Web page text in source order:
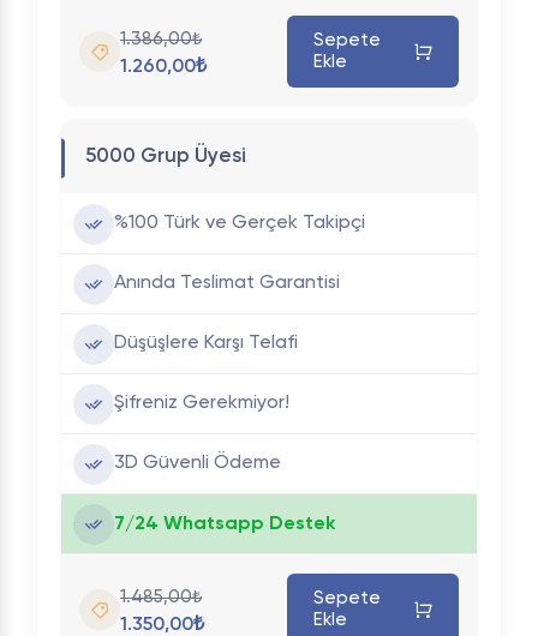
1.386,00₺
1.260,00₺
Sepete
Ekle
5000 Grup Üyesi
%100 Türk ve Gerçek Takipçi
Anında Teslimat Garantisi
Düşüşlere Karşı Telafi
Şifreniz Gerekmiyor!
3D Güvenli Ödeme
7/24 Whatsapp Destek
1.485,00₺
1.350,00₺
Sepete
Ekle